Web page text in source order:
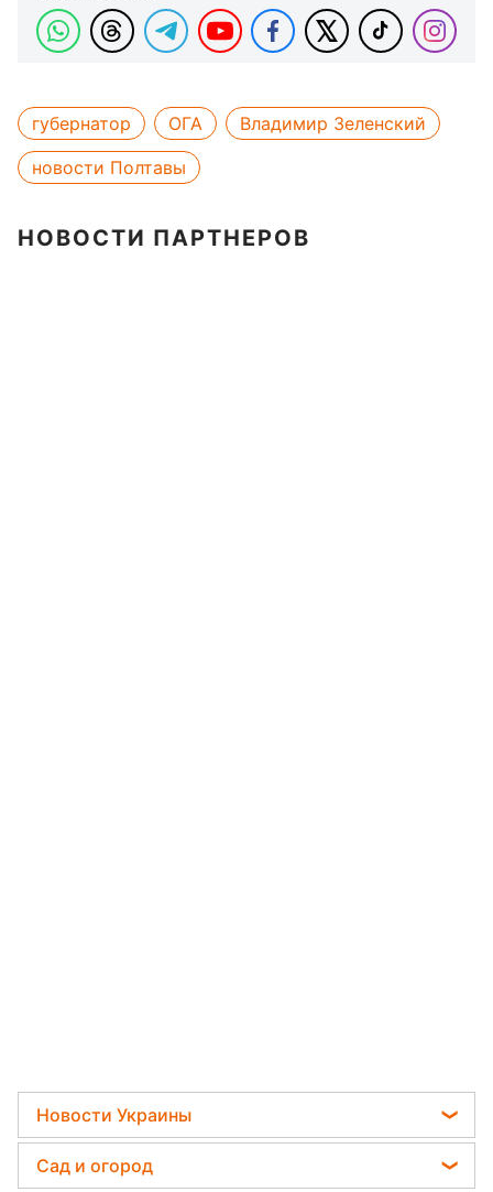
губернатор ОГА
Владимир Зеленский
новости Полтавы
НОВОСТИ ПАРТНЕРОВ
Новости Украины
Телеграм новости Украины
Сад и огород